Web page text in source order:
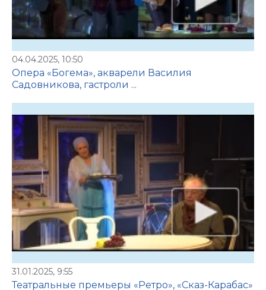
04.04.2025, 10:50
Опера «Богема», акварели Василия
Садовникова, гастроли ...
31.01.2025, 9:55
Театральные премьеры «Ретро», «Сказ-Карабас»